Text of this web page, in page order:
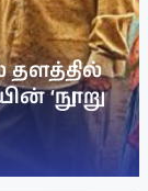
தளத்தில்
‘நூறு